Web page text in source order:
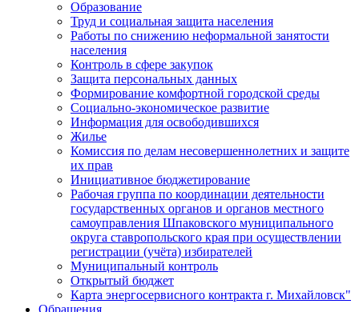
Образование
Труд и социальная защита населения
Работы по снижению неформальной занятости
населения
Контроль в сфере закупок
Защита персональных данных
Формирование комфортной городской среды
Социально-экономическое развитие
Информация для освободившихся
Жилье
Комиссия по делам несовершеннолетних и защите
их прав
Инициативное бюджетирование
Рабочая группа по координации деятельности
государственных органов и органов местного
самоуправления Шпаковского муниципального
округа ставропольского края при осуществлении
регистрации (учёта) избирателей
Муниципальный контроль
Открытый бюджет
Карта энергосервисного контракта г. Михайловск"
Обращения